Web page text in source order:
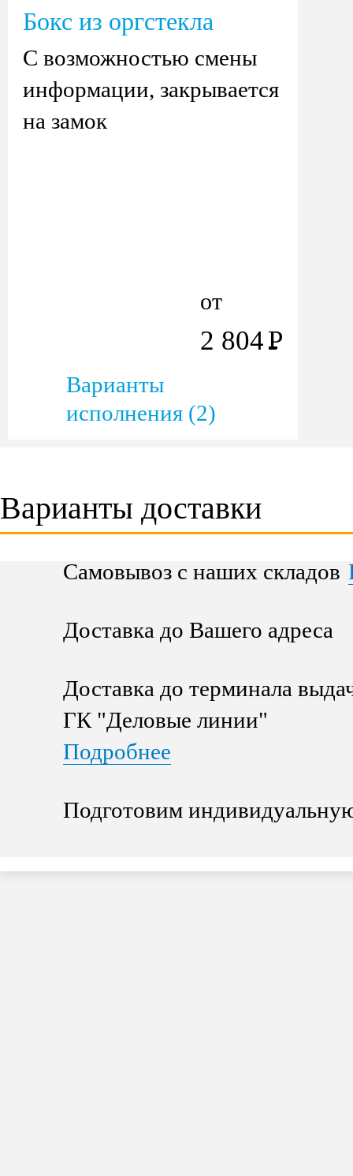
Бокс из оргстекла
С возможностью смены
информации, закрывается
на замок
от
2 804Р
Варианты
исполнения (2)
Варианты доставки
Самовывоз с наших складов
Доставка до Вашего адреса
Доставка до терминала
ГК "Деловые линии"
Подробнее
Подготовим